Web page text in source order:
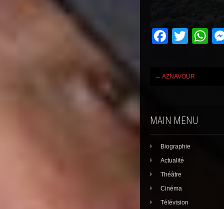
F
e
o
o
k
T
er
W
p
Post
← AZNAVOUR
MAIN MENU
Biographie
Actualité
Théâtre
Cinéma
Télévision